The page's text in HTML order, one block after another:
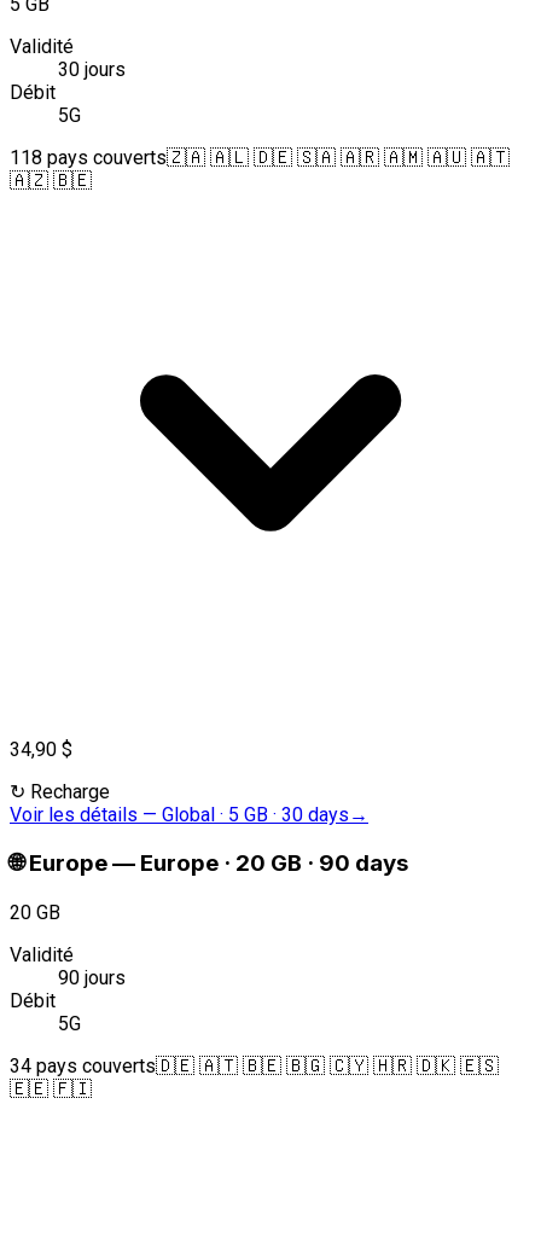
Validité
30 jours
Débit
5G
118 pays couverts🇿🇦 🇦🇱 🇩🇪 🇸🇦 🇦🇷 🇦🇲 🇦🇺 🇦🇹
🇦🇿 🇧🇪
34,90 $
↻ Recharge
Voir les détails — Global · 5 GB · 30 days →
🌐 Europe— Europe · 20 GB · 90 days
20 GB
Validité
90 jours
Débit
5G
34 pays couverts🇩🇪 🇦🇹 🇧🇪 🇧🇬 🇨🇾 🇭🇷 🇩🇰 🇪🇸
🇪🇪 🇫🇮